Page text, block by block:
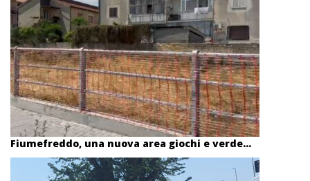
Fiumefreddo, una nuova area giochi e verde...